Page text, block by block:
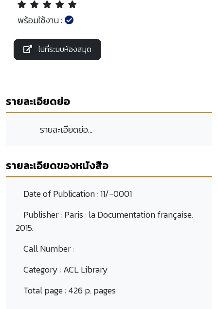
พร้อมใช้งาน :
ไปที่ระบบห้องสมุด
รายละเอียดย่อ
รายละเอียดย่อ...
รายละเอียดของหนังสือ
Date of Publication :11/-0001
Publisher :Paris : la Documentation française,
2015.
Call Number :
Category :ACL Library
Total page :426 p. pages